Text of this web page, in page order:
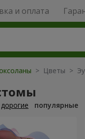
и оплата
> Цветы >
дорогие популярные